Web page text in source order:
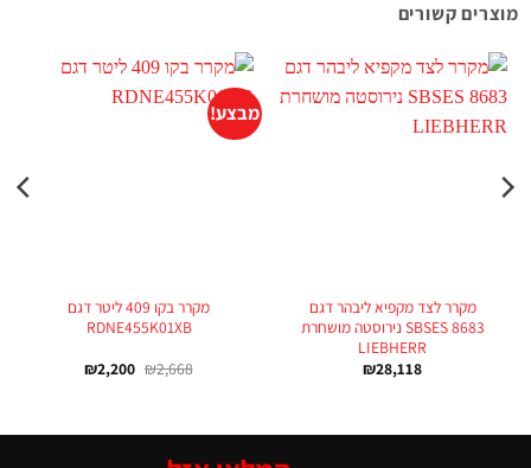
מוצרים קשורים
מקרר לצד מקפיא ליבהר דגם
SBSES 8683 נירוסטה מושחרת
LIEBHERR
₪28,118
מבצע!
מקרר בקו 409 ליטר דגם
RDNE455K01XB
₪2,668
₪2,200